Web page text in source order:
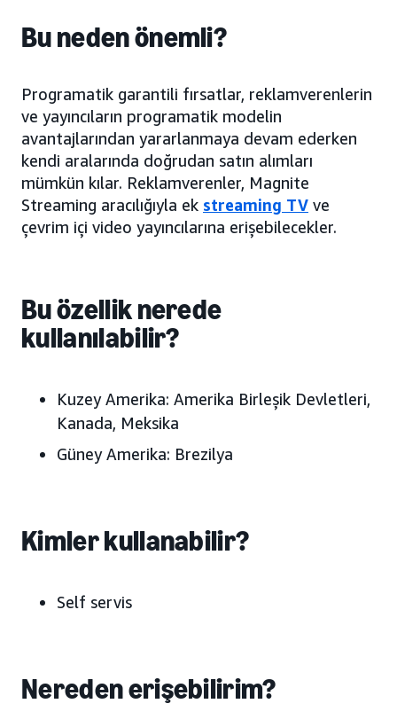
Bu neden önemli?
Programatik garantili fırsatlar, reklamverenlerin
ve yayıncıların programatik modelin
avantajlarından yararlanmaya devam ederken
kendi aralarında doğrudan satın alımları
mümkün kılar. Reklamverenler, Magnite
Streaming aracılığıyla ek streaming TV ve
çevrim içi video yayıncılarına erişebilecekler.
Bu özellik nerede
kullanılabilir?
Kuzey Amerika: Amerika Birleşik Devletleri,
Kanada, Meksika
Güney Amerika: Brezilya
Kimler kullanabilir?
Self servis
Nereden erişebilirim?